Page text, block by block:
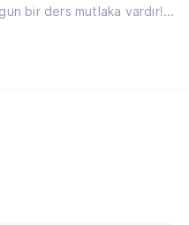
bir ders mutlaka vardır!...